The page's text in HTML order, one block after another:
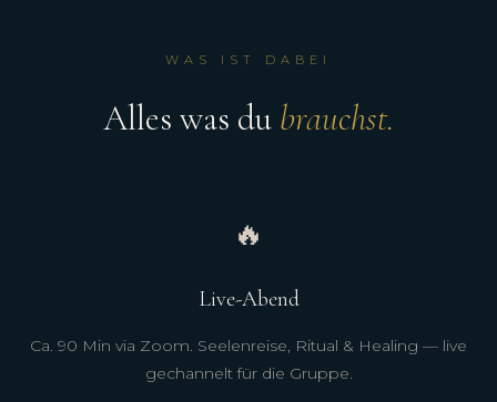
WAS IST DABEI
Alles was du brauchst.
🔥
Live-Abend
Ca. 90 Min via Zoom. Seelenreise, Ritual & Healing — live
gechannelt für die Gruppe.